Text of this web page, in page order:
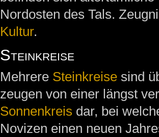
Nordosten des Tals.
Kultur.
Steinkreise
Mehrere Steinkreisesind
zeugen von einer längst
Sonnenkreis dar, bei
Novizen einen neuen